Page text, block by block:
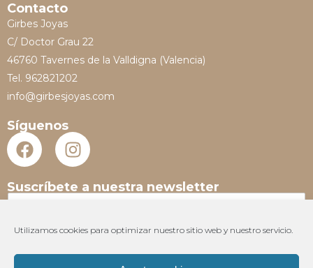
Utilizamos cookies para optimizar nuestro sitio web y nuestro servicio.
Contacto
Girbes Joyas
C/ Doctor Grau 22
46760 Tavernes de la Valldigna (Valencia)
Tel. 962821202
info@girbesjoyas.com
Síguenos
Suscríbete a nuestra newsletter
N
m
m